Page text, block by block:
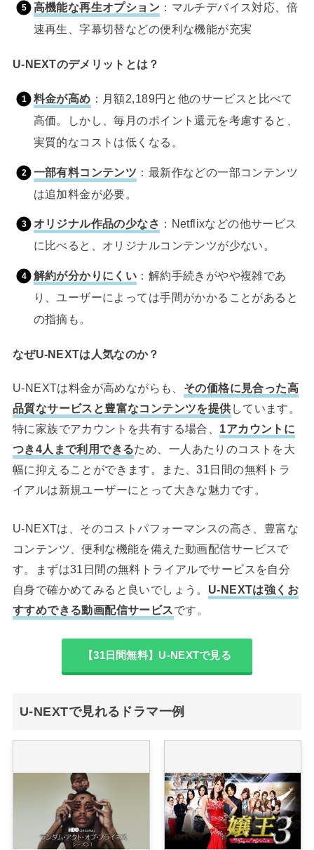
高機能な再生オプション ：マルチデバイス対応、倍
速再生、字幕切替などの便利な機能が充実
U-NEXTのデメリットとは？
料金が高め ：月額2,189円と他のサービスと比べて
高価。しかし、毎月のポイント還元を考慮すると、
実質的なコストは低くなる。
一部有料コンテンツ ：最新作などの一部コンテンツ
は追加料金が必要。
オリジナル作品の少なさ ：Netflixなどの他サービス
に比べると、オリジナルコンテンツが少ない。
解約が分かりにくい ：解約手続きがやや複雑であ
り、ユーザーによっては手間がかかることがあると
の指摘も。
なぜU-NEXTは人気なのか？
U-NEXTは料金が高めながらも、 その価格に見合った高
品質なサービスと豊富なコンテンツを提供 しています。
特に家族でアカウントを共有する場合、 1アカウントに
つき4人まで利用できるため、一人あたりのコストを大
幅に抑えることができます。また、31日間の無料トラ
イアルは新規ユーザーにとって大きな魅力です。
U-NEXTは、そのコストパフォーマンスの高さ、豊富な
コンテンツ、便利な機能を備えた動画配信サービスで
す。まずは31日間の無料トライアルでサービスを自分
自身で確かめてみると良いでしょう。 U-NEXTは強くお
すすめできる動画配信サービスです。
【31日間無料】U-NEXTで見る
U-NEXTで見れるドラマ一例